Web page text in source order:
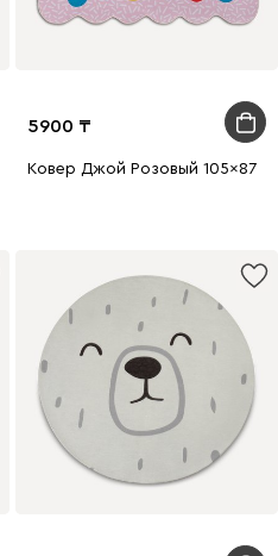
5900
Ковер Джой Розовый 105x87